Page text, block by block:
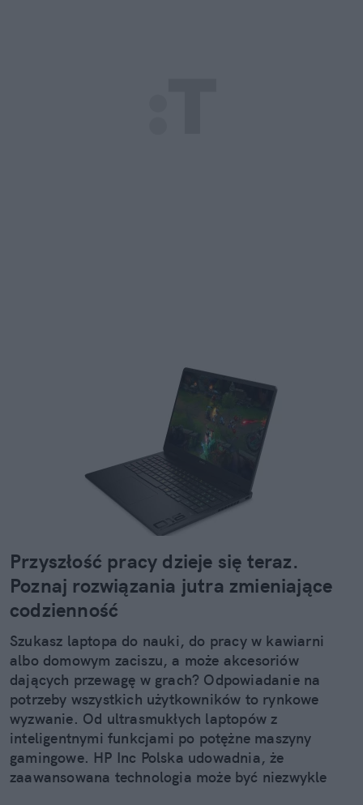
Przyszłość pracy dzieje się teraz.
Poznaj rozwiązania jutra zmieniające
codzienność
Szukasz laptopa do nauki, do pracy w kawiarni
albo domowym zaciszu, a może akcesoriów
dających przewagę w grach? Odpowiadanie na
potrzeby wszystkich użytkowników to rynkowe
wyzwanie. Od ultrasmukłych laptopów z
inteligentnymi funkcjami po potężne maszyny
gamingowe. HP Inc Polska udowadnia, że
zaawansowana technologia może być niezwykle